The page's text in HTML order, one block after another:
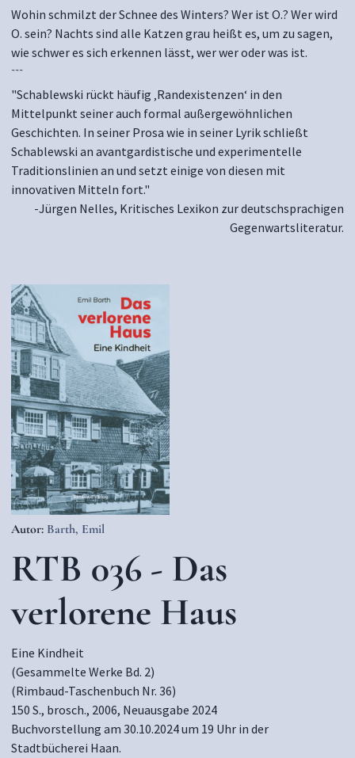
Wohin schmilzt der Schnee des Winters? Wer ist O.? Wer wird
O. sein? Nachts sind alle Katzen grau heißt es, um zu sagen,
wie schwer es sich erkennen lässt, wer wer oder was ist.
~~~
"Schablewski rückt häufig ‚Randexistenzen‘ in den
Mittelpunkt seiner auch formal außergewöhnlichen
Geschichten. In seiner Prosa wie in seiner Lyrik schließt
Schablewski an avantgardistische und experimentelle
Traditionslinien an und setzt einige von diesen mit
innovativen Mitteln fort."
-Jürgen Nelles, Kritisches Lexikon zur deutschsprachigen
Gegenwartsliteratur.
Autor: Barth, Emil
RTB 036 - Das
verlorene Haus
Eine Kindheit
(Gesammelte Werke Bd. 2)
(Rimbaud-Taschenbuch Nr. 36)
150 S., brosch., 2006, Neuausgabe 2024
Buchvorstellung am 30.10.2024 um 19 Uhr in der
Stadtbücherei Haan.